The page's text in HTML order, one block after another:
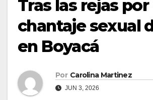
Tras las rejas por
chantaje sexual
en Boyacá
Por Carolina Martinez
JUN 3, 2026